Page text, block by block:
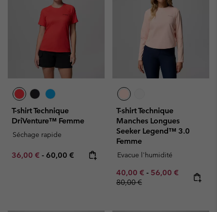
T-shirt Technique
DriVenture™ Femme
Séchage rapide
Minimum sale price:
36,00 € - Maximum price:
60,00 €
T-shirt Technique
Manches Longues
Seeker Legend™ 3.0
Femme
Evacue l'humidité
Minimum sale price:
40,00 € - Maximum sale
56,00 € Regular
80,00 €